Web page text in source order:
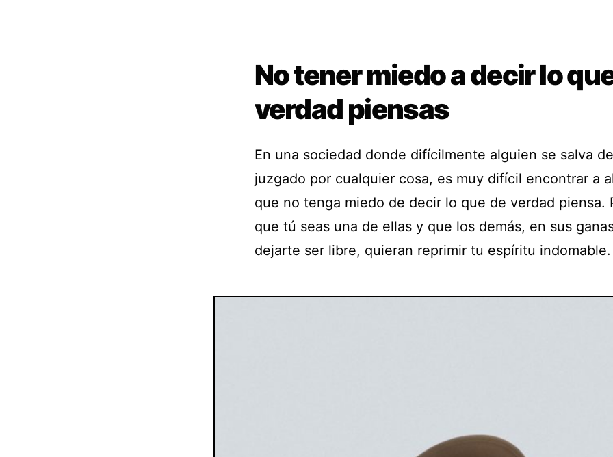
No tener miedo a decir lo
verdad piensas
En una sociedad donde difícilmente alguien se salva
juzgado por cualquier cosa, es muy difícil encontrar a
que no tenga miedo de decir lo que de verdad piensa.
que tú seas una de ellas y que los demás, en sus
dejarte ser libre, quieran reprimir tu espíritu indomable.